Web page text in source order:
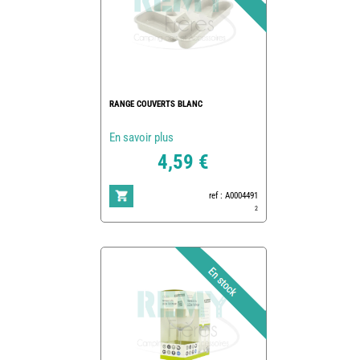
RANGE COUVERTS BLANC
En savoir plus
4,59 €
ref : A0004491
2